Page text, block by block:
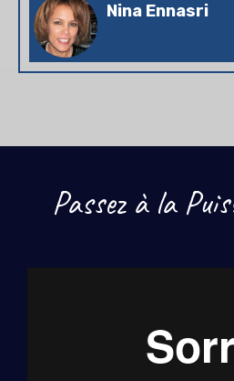
Nina Ennasri
Passez à la